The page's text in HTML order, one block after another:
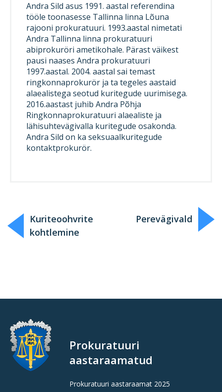
Andra Sild asus 1991. aastal referendina
tööle toonasesse Tallinna linna Lõuna
rajooni prokuratuuri. 1993.aastal nimetati
Andra Tallinna linna prokuratuuri
abiprokuröri ametikohale. Pärast väikest
pausi naases Andra prokuratuuri
1997.aastal. 2004. aastal sai temast
ringkonnaprokurör ja ta tegeles aastaid
alaealistega seotud kuritegude uurimisega.
2016.aastast juhib Andra Põhja
Ringkonnaprokuratuuri alaealiste ja
lähisuhtevägivalla kuritegude osakonda.
Andra Sild on ka seksuaalkuritegude
kontaktprokurör.
Kuriteoohvrite
kohtlemine
Perevägivald
Prokuratuuri
aastaraamatud
Prokuratuuri aastaraamat 2025